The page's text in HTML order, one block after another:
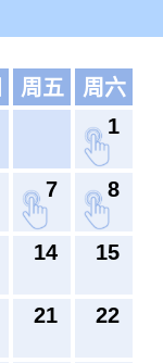
周五
周六
1
7 8
14 15
21 22